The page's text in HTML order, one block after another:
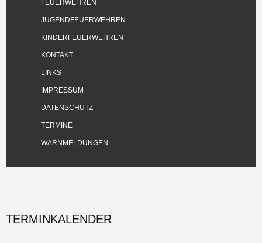
FEUERWEHREN
JUGENDFEUERWEHREN
KINDERFEUERWEHREN
KONTAKT
LINKS
IMPRESSUM
DATENSCHUTZ
TERMINE
WARNMELDUNGEN
TERMINKALENDER